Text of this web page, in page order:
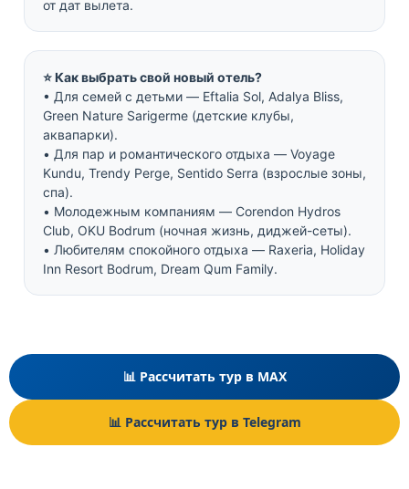
от дат вылета.
⭐ Как выбрать свой новый отель?
• Для семей с детьми — Eftalia Sol, Adalya Bliss,
Green Nature Sarigerme (детские клубы,
аквапарки).
• Для пар и романтического отдыха — Voyage
Kundu, Trendy Perge, Sentido Serra (взрослые зоны,
спа).
• Молодежным компаниям — Corendon Hydros
Club, OKU Bodrum (ночная жизнь, диджей-сеты).
• Любителям спокойного отдыха — Raxeria, Holiday
Inn Resort Bodrum, Dream Qum Family.
📊 Рассчитать тур в MAX
📊 Рассчитать тур в Telegram